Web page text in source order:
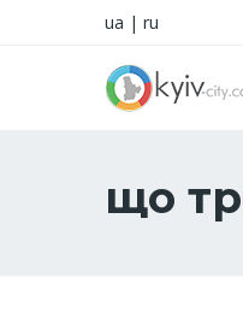
ua | ru
що